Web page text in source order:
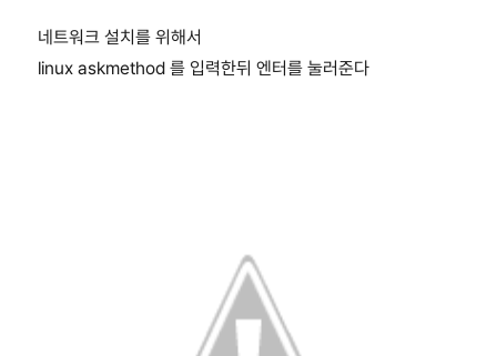
네트워크 설치를 위해서
linux askmethod 를 입력한뒤 엔터를 눌러준다